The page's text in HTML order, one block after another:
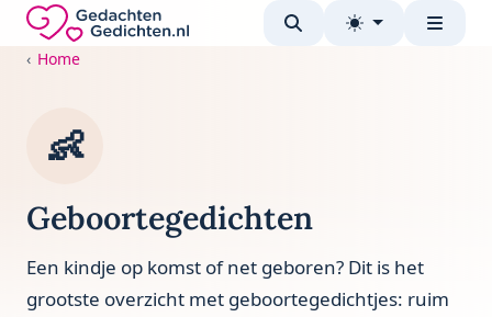
Direct naar de inhoud
Gedachten-Gedichten.nl — naar de homepage
Home
👶
Geboortegedichten
Een kindje op komst of net geboren? Dit is het
grootste overzicht met geboortegedichtjes: ruim